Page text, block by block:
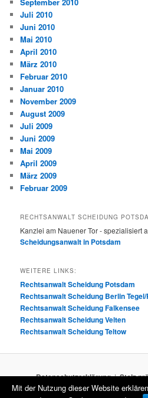
Juli 2010
Juni 2010
Mai 2010
April 2010
März 2010
Februar 2010
Januar 2010
November 2009
August 2009
Juli 2009
Juni 2009
Mai 2009
April 2009
März 2009
Februar 2009
RECHTSANWALT SCHEIDUNG
Kanzlei am Nauener Tor - spezialisiert
Scheidungsanwalt in Potsdam
WEITERE LINKS:
Rechtsanwalt Scheidung Potsdam
Rechtsanwalt Scheidung Berlin
Rechtsanwalt Scheidung Falkensee
Rechtsanwalt Scheidung Velten
Rechtsanwalt Scheidung Teltow
Datenschutzerklärung Stolz
Mit der Nutzung dieser Website